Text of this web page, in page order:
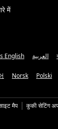
में
English العربية
Norsk Polski
मैप कुकी सेटिंग